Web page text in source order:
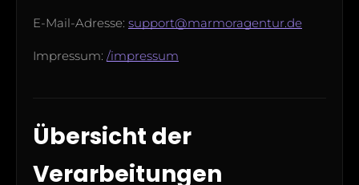
E-Mail-Adresse: support@marmoragentur.de
Impressum: /impressum
Übersicht der
Verarbeitungen